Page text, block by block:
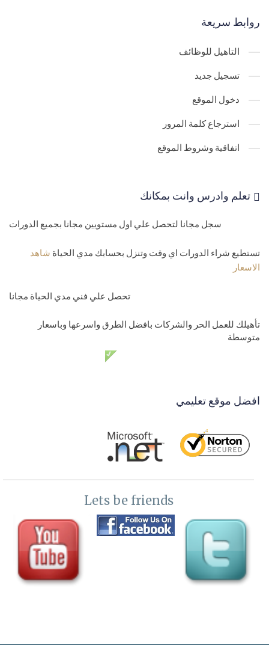
روابط سريعة
التاهيل للوظائف
تسجيل جديد
دخول الموقع
استرجاع كلمة المرور
اتفاقية وشروط الموقع
تعلم وادرس وانت بمكانك
سجل مجانا لتحصل علي اول مستويين مجانا بجميع الدورات
تستطيع شراء الدورات اي وقت وتنزل بحسابك مدي الحياة شاهد
الاسعار
تحصل علي فني مدي الحياة مجانا
تأهيلك للعمل الحر والشركات بافضل الطرق واسرعها وباسعار
متوسطة
افضل موقع تعليمي
Lets be friends